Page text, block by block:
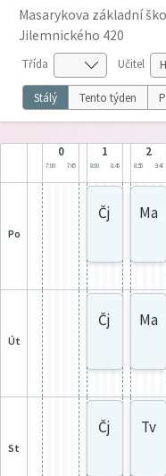
Masarykova základní
Jilemnického 420
Třída Učitel
Stálý Tento týden
0
7:00 7:45
1
8:00 8:45
2
8:55 9:40
po
Čj Ma
út
Čj Ma
st
Čj Tv